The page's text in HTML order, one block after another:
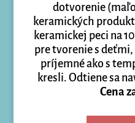
dotvorenie
keramických
keramickej peci na
pre tvorenie s
príjemné ako s
kresli. Odtiene sa
Cena